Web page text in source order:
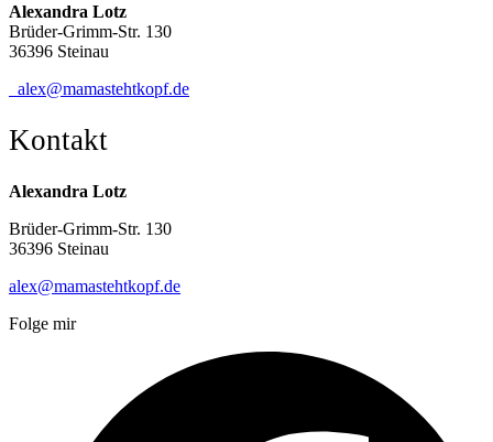
Alexandra Lotz
Brüder-Grimm-Str. 130
36396 Steinau
alex@mamastehtkopf.de
Kontakt
Alexandra Lotz
Brüder-Grimm-Str. 130
36396 Steinau
alex@mamastehtkopf.de
Folge mir